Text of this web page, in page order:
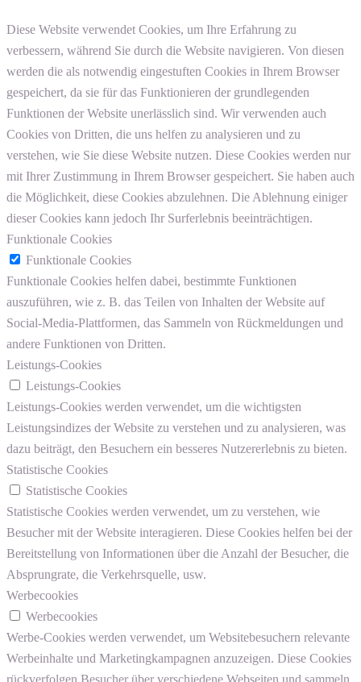
Diese Website verwendet Cookies, um Ihre Erfahrung zu
verbessern, während Sie durch die Website navigieren. Von diesen
werden die als notwendig eingestuften Cookies in Ihrem Browser
gespeichert, da sie für das Funktionieren der grundlegenden
Funktionen der Website unerlässlich sind. Wir verwenden auch
Cookies von Dritten, die uns helfen zu analysieren und zu
verstehen, wie Sie diese Website nutzen. Diese Cookies werden nur
mit Ihrer Zustimmung in Ihrem Browser gespeichert. Sie haben auch
die Möglichkeit, diese Cookies abzulehnen. Die Ablehnung einiger
dieser Cookies kann jedoch Ihr Surferlebnis beeinträchtigen.
Funktionale Cookies
Funktionale Cookies
Funktionale Cookies helfen dabei, bestimmte Funktionen
auszuführen, wie z. B. das Teilen von Inhalten der Website auf
Social-Media-Plattformen, das Sammeln von Rückmeldungen und
andere Funktionen von Dritten.
Leistungs-Cookies
Leistungs-Cookies
Leistungs-Cookies werden verwendet, um die wichtigsten
Leistungsindizes der Website zu verstehen und zu analysieren, was
dazu beiträgt, den Besuchern ein besseres Nutzererlebnis zu bieten.
Statistische Cookies
Statistische Cookies
Statistische Cookies werden verwendet, um zu verstehen, wie
Besucher mit der Website interagieren. Diese Cookies helfen bei der
Bereitstellung von Informationen über die Anzahl der Besucher, die
Absprungrate, die Verkehrsquelle, usw.
Werbecookies
Werbecookies
Werbe-Cookies werden verwendet, um Websitebesuchern relevante
Werbeinhalte und Marketingkampagnen anzuzeigen. Diese Cookies